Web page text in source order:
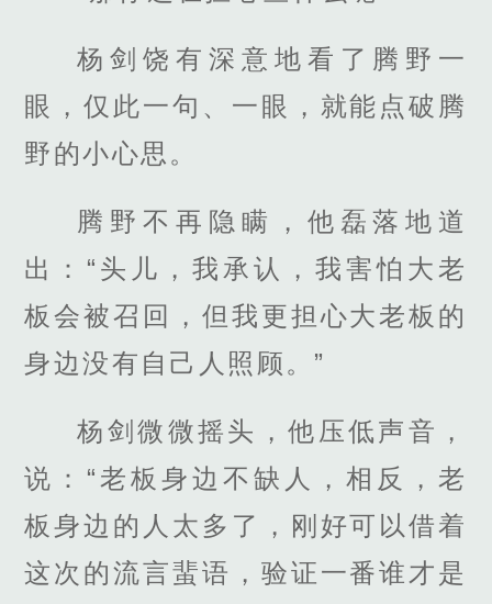
杨剑饶有深意地看了腾野一
眼，仅此一句、一眼，就能点破腾
野的小心思。
腾野不再隐瞒，他磊落地道
出：“头儿，我承认，我害怕大老
板会被召回，但我更担心大老板的
身边没有自己人照顾。”
杨剑微微摇头，他压低声音，
说：“老板身边不缺人，相反，老
板身边的人太多了，刚好可以借着
这次的流言蜚语，验证一番谁才是